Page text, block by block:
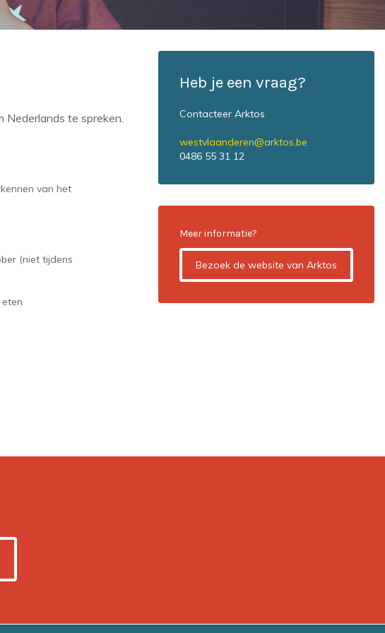
Nederlands te spreken.
van het
(niet tijdens
Heb je een vraag?
Contacteer Arktos
westvlaanderen@arktos.be
0486 55 31 12
Meer informatie?
Bezoek de website van Arktos